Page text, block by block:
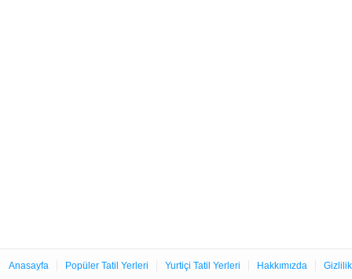
Anasayfa Popüler Tatil Yerleri Yurtiçi Tatil Yerleri Hakkımızda